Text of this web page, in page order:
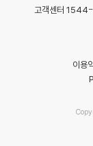
고객센터
이용